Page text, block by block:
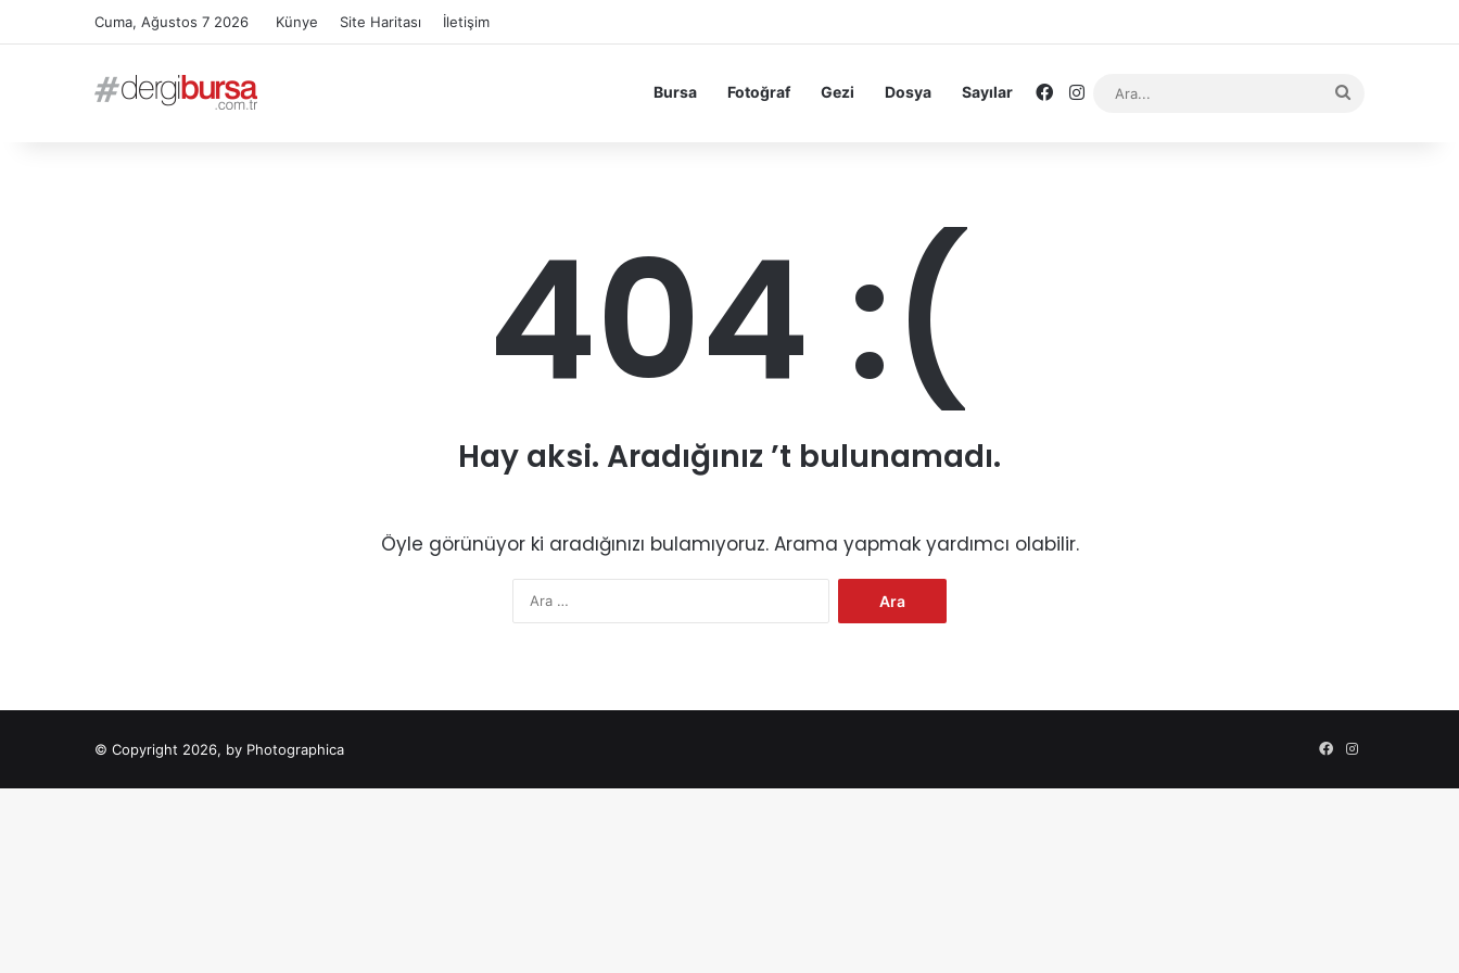
Cuma, Ağustos 7 2026 Künye Site Haritası İletişim
Bursa Fotoğraf Gezi Dosya Sayılar Facebook
Instagram
404 :(
Hay aksi. Aradığınız ’t bulunamadı.
Öyle görünüyor ki aradığınızı bulamıyoruz. Arama yapmak yardımcı olabilir.
© Copyright 2026, by Photographica Facebook
Instagram